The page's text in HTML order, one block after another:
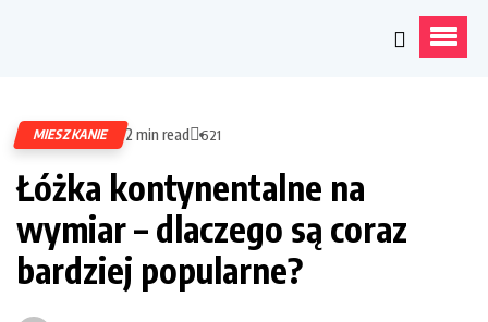
MIESZKANIE 2 min read 621
Łóżka kontynentalne na
wymiar – dlaczego są coraz
bardziej popularne?